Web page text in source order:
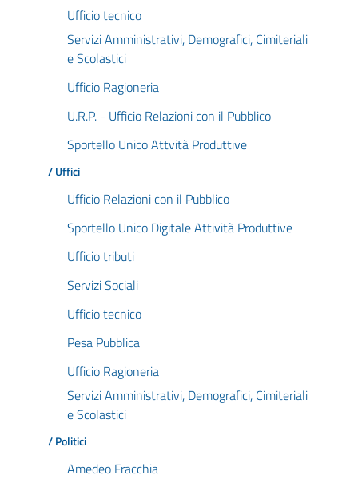
Ufficio tecnico
Servizi Amministrativi, Demografici, Cimiteriali
e Scolastici
Ufficio Ragioneria
U.R.P. - Ufficio Relazioni con il Pubblico
Sportello Unico Attvità Produttive
/ Uffici
Ufficio Relazioni con il Pubblico
Sportello Unico Digitale Attività Produttive
Ufficio tributi
Servizi Sociali
Ufficio tecnico
Pesa Pubblica
Ufficio Ragioneria
Servizi Amministrativi, Demografici, Cimiteriali
e Scolastici
/ Politici
Amedeo Fracchia